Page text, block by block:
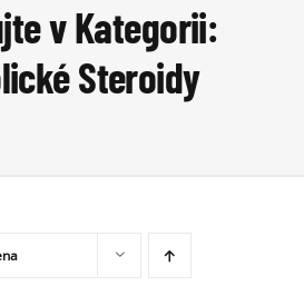
v Kategorii:
Steroidy